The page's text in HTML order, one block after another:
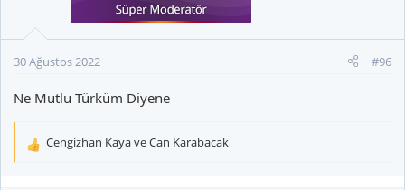
30 Ağustos 2022 #96
Ne Mutlu Türküm Diyene
T
Cengizhan KayaveCan Karabacak